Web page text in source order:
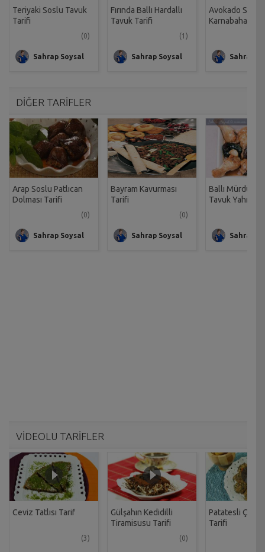
Teriyaki Soslu Tavuk
Tarifi
(0)
Sahrap Soysal
Fırında Ballı Hardallı
Tavuk Tarifi
(1)
Sahrap Soysal
Avokado Soslu
Karnabahar
Sahrap
DİĞER TARİFLER
Arap Soslu Patlıcan
Dolması Tarifi
(0)
Sahrap Soysal
Bayram Kavurması
Tarifi
(0)
Sahrap Soysal
Ballı Mürdüm
Tavuk Yahnisi
Sahrap
VİDEOLU TARİFLER
Ceviz Tatlısı Tarif
(3)
Gülşahın Kedidilli
Tiramisusu Tarifi
(0)
Patatesli Çıtır
Tarifi